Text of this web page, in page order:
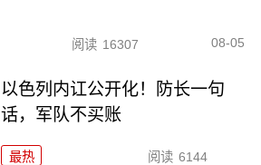
阅读 16307 08-05
以色列内讧公开化！防长一句
话，军队不买账
最热 阅读 6144